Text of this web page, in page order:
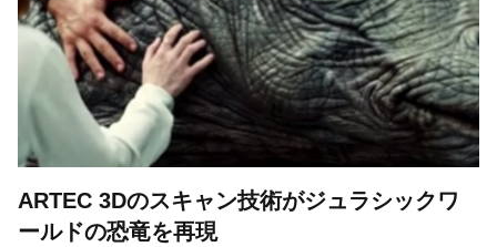
ARTEC 3Dのスキャン技術がジュラシックワ
ールドの恐竜を再現